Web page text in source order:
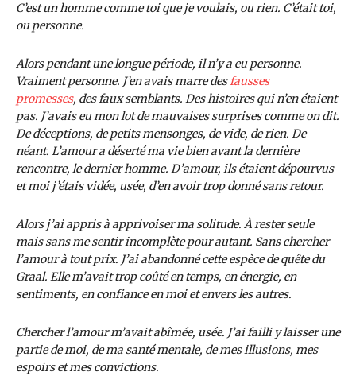
C’est un homme comme toi que je voulais, ou rien. C’était toi,
ou personne.
Alors pendant une longue période, il n’y a eu personne.
Vraiment personne. J’en avais marre desfausses
promesses, des faux semblants. Des histoires qui n’en étaient
pas. J’avais eu mon lot de mauvaises surprises comme on dit.
De déceptions, de petits mensonges, de vide, de rien. De
néant. L’amour a déserté ma vie bien avant la dernière
rencontre, le dernier homme. D’amour, ils étaient dépourvus
et moi j’étais vidée, usée, d’en avoir trop donné sans retour.
Alors j’ai appris à apprivoiser ma solitude. À rester seule
mais sans me sentir incomplète pour autant. Sans chercher
l’amour à tout prix. J’ai abandonné cette espèce de quête du
Graal. Elle m’avait trop coûté en temps, en énergie, en
sentiments, en confiance en moi et envers les autres.
Chercher l’amour m’avait abîmée, usée. J’ai failli y laisser une
partie de moi, de ma santé mentale, de mes illusions, mes
espoirs et mes convictions.